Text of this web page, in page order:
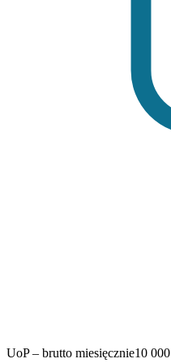
UoP – brutto miesięcznie10 000